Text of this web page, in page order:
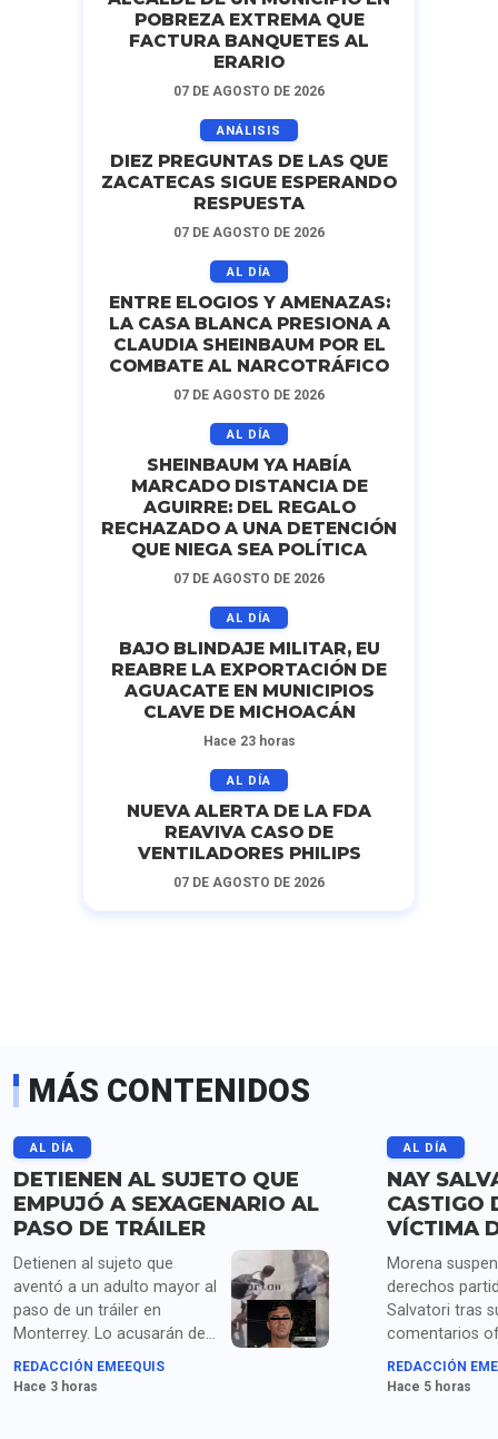
POBREZA EXTREMA QUE
FACTURA BANQUETES AL
ERARIO
07 DE AGOSTO DE 2026
ANÁLISIS
DIEZ PREGUNTAS DE LAS QUE
ZACATECAS SIGUE ESPERANDO
RESPUESTA
07 DE AGOSTO DE 2026
AL DÍA
ENTRE ELOGIOS Y AMENAZAS:
LA CASA BLANCA PRESIONA A
CLAUDIA SHEINBAUM POR EL
COMBATE AL NARCOTRÁFICO
07 DE AGOSTO DE 2026
AL DÍA
SHEINBAUM YA HABÍA
MARCADO DISTANCIA DE
AGUIRRE: DEL REGALO
RECHAZADO A UNA DETENCIÓN
QUE NIEGA SEA POLÍTICA
07 DE AGOSTO DE 2026
AL DÍA
BAJO BLINDAJE MILITAR, EU
REABRE LA EXPORTACIÓN DE
AGUACATE EN MUNICIPIOS
CLAVE DE MICHOACÁN
Hace 23 horas
AL DÍA
NUEVA ALERTA DE LA FDA
REAVIVA CASO DE
VENTILADORES PHILIPS
07 DE AGOSTO DE 2026
MÁS CONTENIDOS
AL DÍA
DETIENEN AL SUJETO QUE
EMPUJÓ A SEXAGENARIO AL
PASO DE TRÁILER
Detienen al sujeto que
aventó a un adulto mayor al
paso de un tráiler en
Monterrey. Lo acusarán de
homicidio y posesión de
droga.
REDACCIÓN EMEEQUIS
Hace 3 horas
AL DÍA
NAY
CASTIGO
VÍCTIMA
Morena
derechos
Salvatori tras
comentarios
contra
tercera edad.
REDACCIÓN
Hace 5 horas